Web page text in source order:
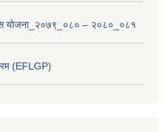
योजना_२०७९_०८० – २०८०_०८१
(EFLGP)